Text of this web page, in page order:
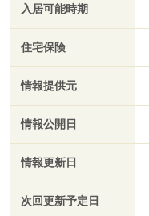
入居可能時期
住宅保険
情報提供元
情報公開日
情報更新日
次回更新予定日